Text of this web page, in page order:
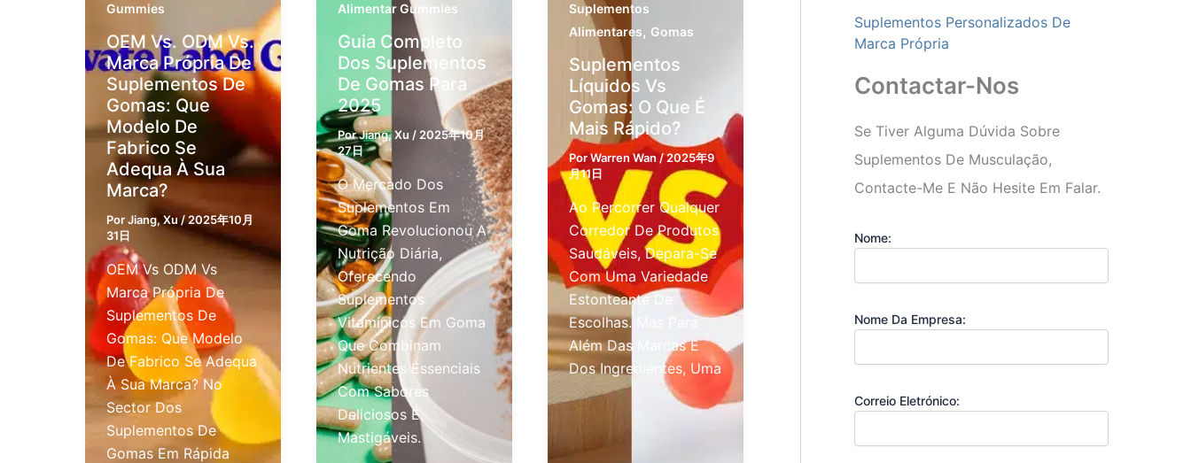
Gummies
OEM Vs. ODM Vs.
Marca Própria De
Suplementos De
Gomas: Que
Modelo De
Fabrico Se
Adequa À Sua
Marca?
PorJiang, Xu/2025年10月
31日
OEM Vs ODM Vs
Marca Própria De
Suplementos De
Gomas: Que Modelo
De Fabrico Se Adequa
À Sua Marca? No
Sector Dos
Suplementos De
Gomas Em Rápida
Alimentar Gummies
Guia Completo
Dos Suplementos
De Gomas Para
2025
PorJiang, Xu / 2025年10月
27日
O Mercado Dos
Suplementos Em
Goma Revolucionou A
Nutrição Diária,
Oferecendo
Suplementos
Vitamínicos Em Goma
Que Combinam
Nutrientes Essenciais
Com Sabores
Deliciosos E
Mastigáveis.
Suplementos
Alimentares, Gomas
Suplementos
Líquidos Vs
Gomas: O Que É
Mais Rápido?
PorWarren Wan /2025年9
月11日
Ao Percorrer Qualquer
Corredor De Produtos
Saudáveis, Depara-Se
Com Uma Variedade
Estonteante De
Escolhas. Mas Para
Além Das Marcas E
Dos Ingredientes, Uma
Suplementos Personalizados De
Marca Própria
Contactar-Nos
Se Tiver Alguma Dúvida Sobre
Suplementos De Musculação,
Contacte-Me E Não Hesite Em Falar.
Nome:
Nome Da Empresa:
Correio Eletrónico: